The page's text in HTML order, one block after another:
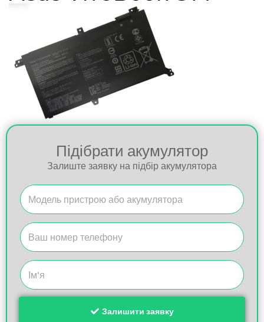
Підібрати акумулятор
Залиште заявку на підбір акумулятора
Залишити заявку